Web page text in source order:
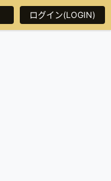
ログイン(LOGIN)